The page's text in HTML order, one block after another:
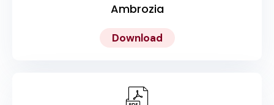
Ambrozia
Download